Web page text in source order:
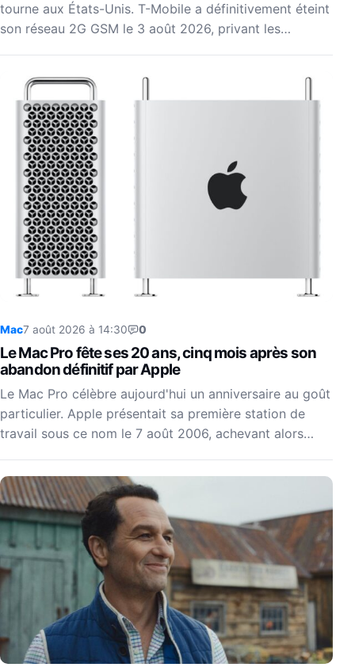
tourne aux États-Unis. T-Mobile a définitivement éteint
son réseau 2G GSM le 3 août 2026, privant les…
Mac7 août 2026 à 14:30 0
Le Mac Pro fête ses 20 ans, cinq mois après son
abandon définitif par Apple
Le Mac Pro célèbre aujourd'hui un anniversaire au goût
particulier. Apple présentait sa première station de
travail sous ce nom le 7 août 2006, achevant alors…